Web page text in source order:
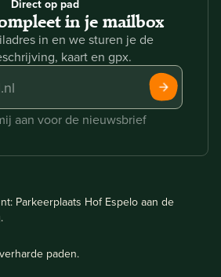
Direct op pad
in je mailbox
in en we sturen je de
kaart en gpx.
aan voor de nieuwsbrief
Parkeerplaats Hof Espelo aan de
paden.